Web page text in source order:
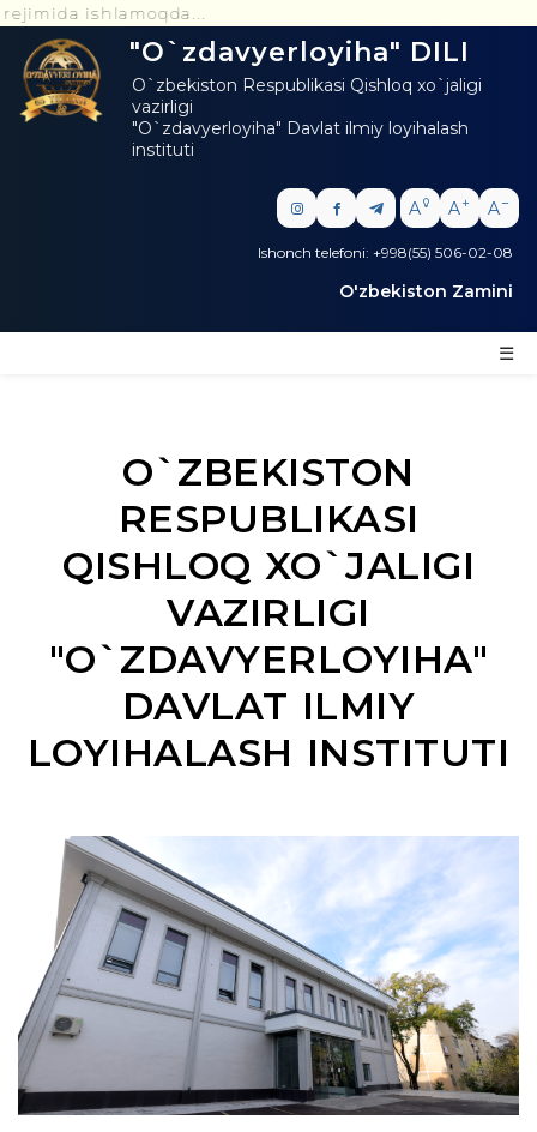
"O`zdavyerloyiha" DILI
O`zbekiston Respublikasi Qishloq xo`jaligi
vazirligi
"O`zdavyerloyiha" Davlat ilmiy loyihalash
instituti
A A A
Ishonch telefoni: +998(55) 506-02-08
O'zbekiston Zamini
☰
O`ZBEKISTON
RESPUBLIKASI
QISHLOQ XO`JALIGI
VAZIRLIGI
"O`ZDAVYERLOYIHA"
DAVLAT ILMIY
LOYIHALASH INSTITUTI